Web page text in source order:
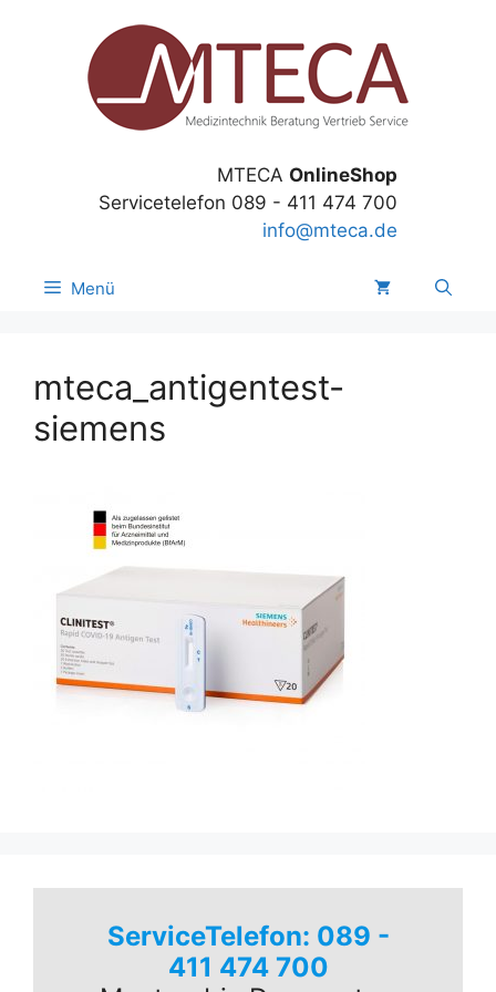
MTECA OnlineShop
Servicetelefon 089 - 411 474 700
info@mteca.de
Menü
mteca_antigentest-
siemens
ServiceTelefon: 089 -
411 474 700